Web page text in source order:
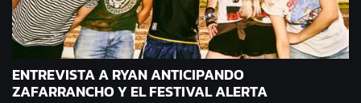
ENTREVISTA A RYAN ANTICIPANDO
ZAFARRANCHO Y EL FESTIVAL ALERTA